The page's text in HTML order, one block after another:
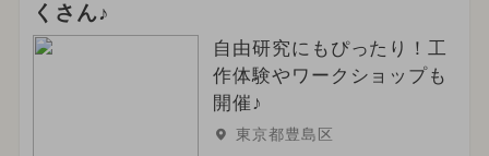
くさん♪
自由研究にもぴったり！工
作体験やワークショップも
開催♪
東京都豊島区